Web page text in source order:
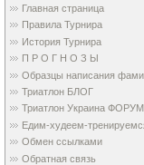
Главная страница
Правила Турнира
История Турнира
П Р О Г Н О З Ы
Образцы написания
Триатлон БЛОГ
Триатлон Украина ФОРУМ
Едим-худеем-
Обмен ссылками
Обратная связь